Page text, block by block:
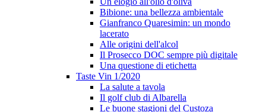
Bibione: una bellezza ambientale
Gianfranco Quaresimin: un mondo
lacerato
Alle origini dell'alcol
Il Prosecco DOC sempre più digitale
Una questione di etichetta
Taste Vin 1/2020
La salute a tavola
Il golf club di Albarella
Le buone stagioni del Custoza